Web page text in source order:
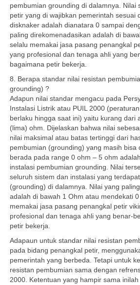
pembumian grounding di dalamnya. Nilai
petir yang di wajibkan pemerintah sesuai
disknaker adalah dianatara 0 sampai
paling direkomenadasikan adalah di
selalu memakai jasa pasang penangkal
yang profesional dan tenaga ahli yang
bagaimana petir bekerja.
8. Berapa standar nilai resistan
grounding) ?
Adapun nilai standar mengacu pada
Instalasi Listrik atau PUIL 2000
berlaku hingga saat ini) yaitu kurang dari
(lima) ohm. Dijelaskan bahwa nilai
nilai maksimal atau batas tertinggi dari
pembumian (grounding) yang masih bisa
berada pada range 0 ohm – 5 ohm
instalasi pembumian grounding. Nilai
seluruh sistem dan instalasi yang
(grounding) di dalamnya. Nilai yang
adalah di bawah 1 Ohm atau mendekati
memakai jasa pasang penangkal petir
profesional dan tenaga ahli yang benar-
petir bekerja.
Adapaun untuk standar nilai resistan
pada bidang penangkal petir,
pemerintah yang berbeda. Tetapi untuk
resistan pembumian sama dengan
2000. Ketentuan yang hampir sama